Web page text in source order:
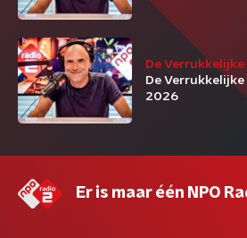
De Verrukkelijke
De Verrukkelijke
2026
Er is maar één NPO